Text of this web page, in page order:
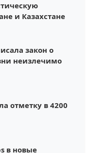
и Казахстане
закон о
неизлечимо
отметку в 4200
в новые